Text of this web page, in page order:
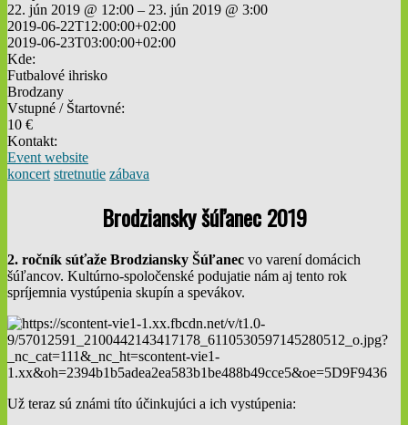
22. jún 2019 @ 12:00 – 23. jún 2019 @ 3:00
2019-06-22T12:00:00+02:00
2019-06-23T03:00:00+02:00
Kde:
Futbalové ihrisko
Brodzany
Vstupné / Štartovné:
10 €
Kontakt:
Event website
koncert stretnutie zábava
Brodziansky šúľanec 2019
2. ročník súťaže Brodziansky Šúľanec vo varení domácich
šúľancov. Kultúrno-spoločenské podujatie nám aj tento rok
spríjemnia vystúpenia skupín a spevákov.
Už teraz sú známi títo účinkujúci a ich vystúpenia: